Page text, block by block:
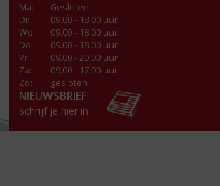
Ma:
Gesloten
Di:
09.00 - 18.00 uur
Wo:
09.00 - 18.00 uur
Do:
09.00 - 18.00 uur
Vr:
09.00 - 20.00 uur
Za:
09.00 - 17.00 uur
Zo:
gesloten
NIEUWSBRIEF
Schrijf je hier in